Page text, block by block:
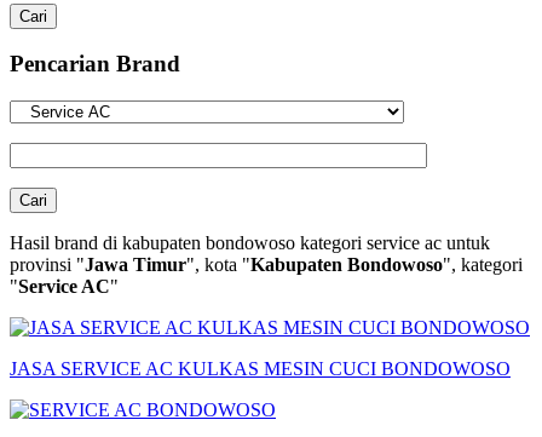
Pencarian Brand
Hasil brand di kabupaten bondowoso kategori service ac untuk
provinsi "Jawa Timur", kota "Kabupaten Bondowoso", kategori
"Service AC"
JASA SERVICE AC KULKAS MESIN CUCI BONDOWOSO